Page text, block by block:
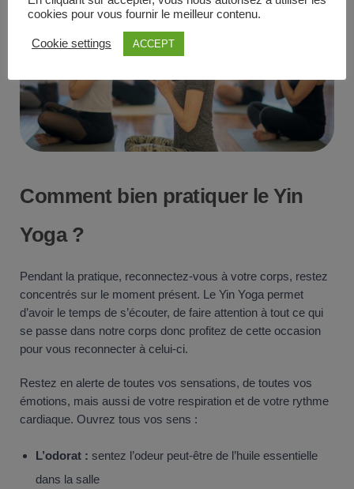
Comment bien pratiquer le Yin
Yoga ?
Pendant la pratique, reconnectez-vous à votre corps, restez
concentrés sur le moment présent. Le Yin Yoga permet
d’avoir le temps de s’écouter, de faire attention à tout ce qui
se passe dans notre corps donc profitez de cette occasion
pour vous reconnecter à celui-ci.
Restez en alerte de toutes vos sensations, de toutes vos
émotions, mais aussi de votre respiration et de votre rythme
cardiaque. Ouvrez tous vos sens :
L’odorat : sentez l’odeur peut-être de l’huile essentielle
dans la salle
cookies pour vous fournir le meilleur contenu.
Cookie settings ACCEPT